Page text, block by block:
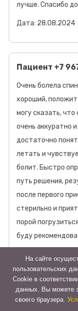
лучше. Спасибо
Дата: 28.08.2024
Пациент +7
Очень болела
хороший,
могу сказать,
очень аккуратно
достаточно
летать и
болит. Быстро
путь решения,
после первого
стерильно и
порой
буду
Дата: 28.12.2023
На сайте
пользовательских
Cookie в
данных. Вы можете
своего браузера.